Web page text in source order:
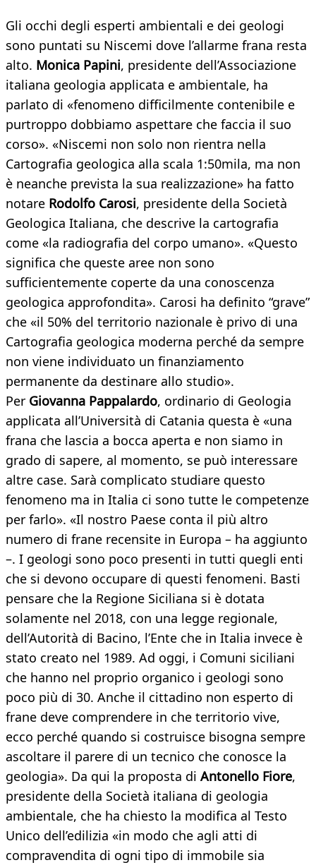
Gli occhi degli esperti ambientali e dei geologi
sono puntati su Niscemi dove l’allarme frana resta
alto. Monica Papini, presidente dell’Associazione
italiana geologia applicata e ambientale, ha
parlato di «fenomeno difficilmente contenibile e
purtroppo dobbiamo aspettare che faccia il suo
corso». «Niscemi non solo non rientra nella
Cartografia geologica alla scala 1:50mila, ma non
è neanche prevista la sua realizzazione» ha fatto
notare Rodolfo Carosi, presidente della Società
Geologica Italiana, che descrive la cartografia
come «la radiografia del corpo umano». «Questo
significa che queste aree non sono
sufficientemente coperte da una conoscenza
geologica approfondita». Carosi ha definito “grave”
che «il 50% del territorio nazionale è privo di una
Cartografia geologica moderna perché da sempre
non viene individuato un finanziamento
permanente da destinare allo studio».
Per Giovanna Pappalardo, ordinario di Geologia
applicata all’Università di Catania questa è «una
frana che lascia a bocca aperta e non siamo in
grado di sapere, al momento, se può interessare
altre case. Sarà complicato studiare questo
fenomeno ma in Italia ci sono tutte le competenze
per farlo». «Il nostro Paese conta il più altro
numero di frane recensite in Europa – ha aggiunto
–. I geologi sono poco presenti in tutti quegli enti
che si devono occupare di questi fenomeni. Basti
pensare che la Regione Siciliana si è dotata
solamente nel 2018, con una legge regionale,
dell’Autorità di Bacino, l’Ente che in Italia invece è
stato creato nel 1989. Ad oggi, i Comuni siciliani
che hanno nel proprio organico i geologi sono
poco più di 30. Anche il cittadino non esperto di
frane deve comprendere in che territorio vive,
ecco perché quando si costruisce bisogna sempre
ascoltare il parere di un tecnico che conosce la
geologia». Da qui la proposta di Antonello Fiore,
presidente della Società italiana di geologia
ambientale, che ha chiesto la modifica al Testo
Unico dell’edilizia «in modo che agli atti di
compravendita di ogni tipo di immobile sia